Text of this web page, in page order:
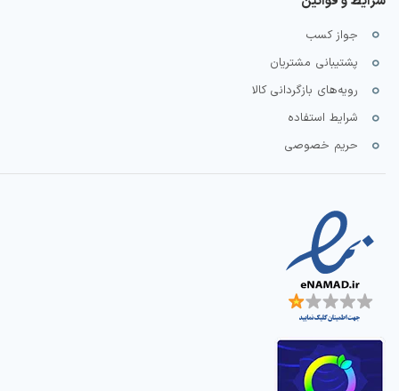
جواز کسب
پشتیبانی مشتریان
رویه‌های بازگردانی کالا
شرایط استفاده
حریم خصوصی